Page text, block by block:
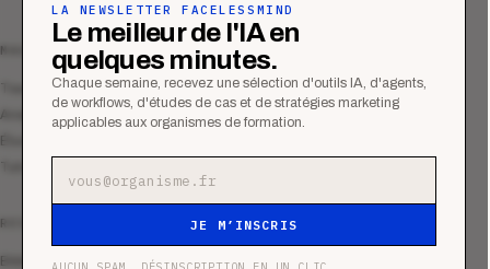
LA NEWSLETTER FACELESSMIND
Le meilleur de l'IA en
quelques minutes.
Chaque semaine, recevez une sélection d'outils IA, d'agents,
de workflows, d'études de cas et de stratégies marketing
applicables aux organismes de formation.
JE M’INSCRIS
MAGAZINE
Tous les articles
Analyses
Études de cas
Tutoriels
RESSOURCES
Bibliothèque